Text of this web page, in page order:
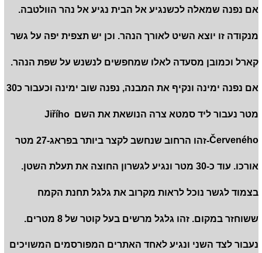
אם נפנה שמאלה לכשנגיע אל הבית נגיע אל נהר הוולטבה.
מנקודה זו יוצא השיט לאורך הנהר. וכן יש תצפית יפה על גשר
קארל וכמובן מסעדה לאלו שמחפשים לנשנש על שפת הנהר.
אם נפנה ימינה ונקיף את המבנה, נפנה שוב ימינה וכעבור כ30
מטר נעבור ליד סמטא צרה הנושאת את השם Jiřího
Červeného-זהו הרחוב שנחשב לקצר ביותר בפראג-27 מטר
אורכו. עוד כ-30 מטר ונגיע לגשרון החוצה את תעלת השטן.
בצמוד לגשר נוכל לראות מקרוב את גלגל תחנת הקמח
ששוחזר במקום. זהו גלגל מרשים בעל קוטר של 8 מטרים.
נעבור לצד השני ונגיע לאחד האתרים המפורסמים המשויכים